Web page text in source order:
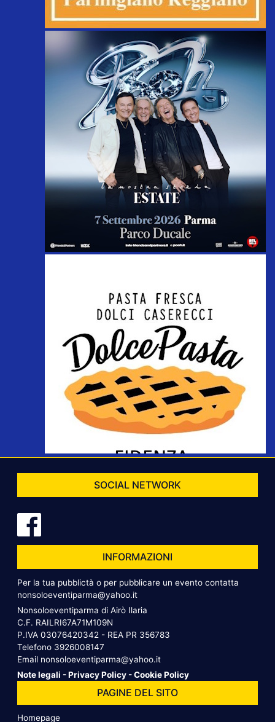
SOCIAL NETWORK
INFORMAZIONI
Per la tua pubblictà o per pubblicare un evento contatta
nonsoloeventiparma@yahoo.it
Nonsoloeventiparma di Airò Ilaria
C.F. RAILRI67A71M109N
P.IVA 03076420342 - REA PR 356783
Telefono 3926008147
Email nonsoloeventiparma@yahoo.it
Note legali -Privacy Policy -Cookie Policy
PAGINE DEL SITO
Homepage